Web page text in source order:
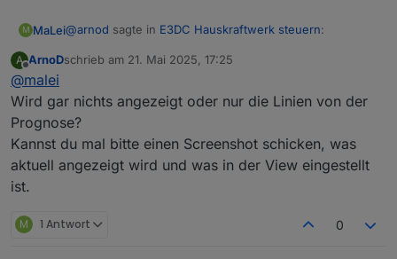
M MaLei@arnod sagte in E3DC Hauskraftwerk steuern:
Prüfe mal bitte, ob bei dir diese Objekt-IDs
angelegt sind:
Die Objekt-IDs sind da:
Die Prognose-View auf Github ist mehr als drei Jahre
alt. Die Objekt-ID der View ist iO.
A
Offline
ArnoDschrieb am 21. Mai 2025, 17:25
zuletzt editiert von
@malei
Wird gar nichts angezeigt oder nur die Linien von der
Prognose?
Kannst du mal bitte einen Screenshot schicken, was
aktuell angezeigt wird und was in der View eingestellt
ist.
M 1 Antwort 0